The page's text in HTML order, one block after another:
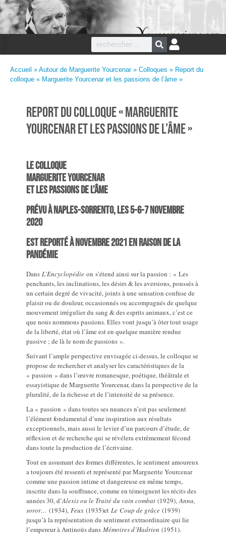
Accueil » Autour de Marguerite Yourcenar» Colloques » Report du
colloque « Marguerite Yourcenar et les passions de l’âme »
Report du colloque « Marguerite
Yourcenar et les passions de l’âme »
LE COLLOQUE
MARGUERITE YOURCENAR
ET LES PASSIONS DE L’ÂME
prévu à Naples-Sorrento, les 5-6-7 novembre
2020
EST REPORTÉ À NOVEMBRE 2021 EN RAISON DE LA
PANDÉMIE
DansL’Encyclopédieon s’étend ainsi sur la passion : « Les
penchants, les inclinations, les désirs & les aversions, poussés à
un certain degré de vivacité, joints à une sensation confuse de
plaisir ou de douleur, occasionnés ou accompagnés de quelque
mouvement irrégulier du sang & des esprits animaux, c’est ce
que nous nommons passions. Elles vont jusqu’à ôter tout usage
de la liberté, état où l’âme est en quelque manière rendue
passive ; de là le nom de passions ».
Suivant l’ample perspective envisagée ci-dessus, le colloque se
propose de rechercher et analyser les caractéristiques de la
« passion » dans l’œuvre romanesque, poétique, théâtrale et
essayistique de Marguerite Yourcenar, dans la perspective de la
pluralité, de la richesse et de l’intensité de sa présence.
La « passion » dans toutes ses nuances n’est pas seulement
l’élément fondamental d’une inspiration aux résultats
exceptionnels, mais aussi le levier d’un parcours d’étude, de
réflexion et de recherche qui se révélera extrêmement fécond
dans toute la production de l’écrivaine.
Tout en assumant des formes différentes, le sentiment amoureux
a toujours été ressenti et représenté par Marguerite Yourcenar
comme une passion intime et dangereuse en même temps,
inscrite dans la souffrance, comme en témoignent les récits des
années 30, d’Alexis ou le Traité du vain combat (1929),Anna,
soror… (1934),Feux (1935)etLe Coup de grâce (1939)
jusqu’à la représentation du sentiment extraordinaire qui lie
l’empereur à Antinoüs dansMémoires d’Hadrien (1951).